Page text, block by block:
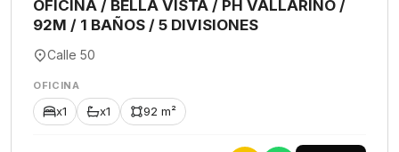
OFICINA / BELLA VISTA / PH VALLARINO /
92M / 1 BAÑOS / 5 DIVISIONES
Calle 50
OFICINA
x1 x1 92 m²